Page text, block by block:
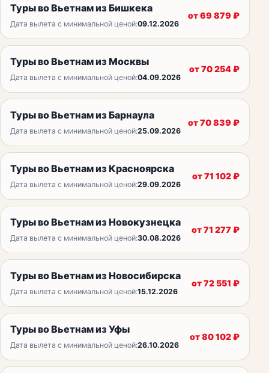
Туры во Вьетнам из Бишкека
Дата вылета с минимальной ценой:09.12.2026
от69 879 ₽
Туры во Вьетнам из Москвы
Дата вылета с минимальной ценой:04.09.2026
от70 254₽
Туры во Вьетнам из Барнаула
Дата вылета с минимальной ценой:25.09.2026
от70 839 ₽
Туры во Вьетнам из Красноярска
Дата вылета с минимальной ценой:29.09.2026
от71 102₽
Туры во Вьетнам из Новокузнецка
Дата вылета с минимальной ценой:30.08.2026
от71 277 ₽
Туры во Вьетнам из Новосибирска
Дата вылета с минимальной ценой:15.12.2026
от72 551 ₽
Туры во Вьетнам из Уфы
Дата вылета с минимальной ценой:26.10.2026
от80 102₽